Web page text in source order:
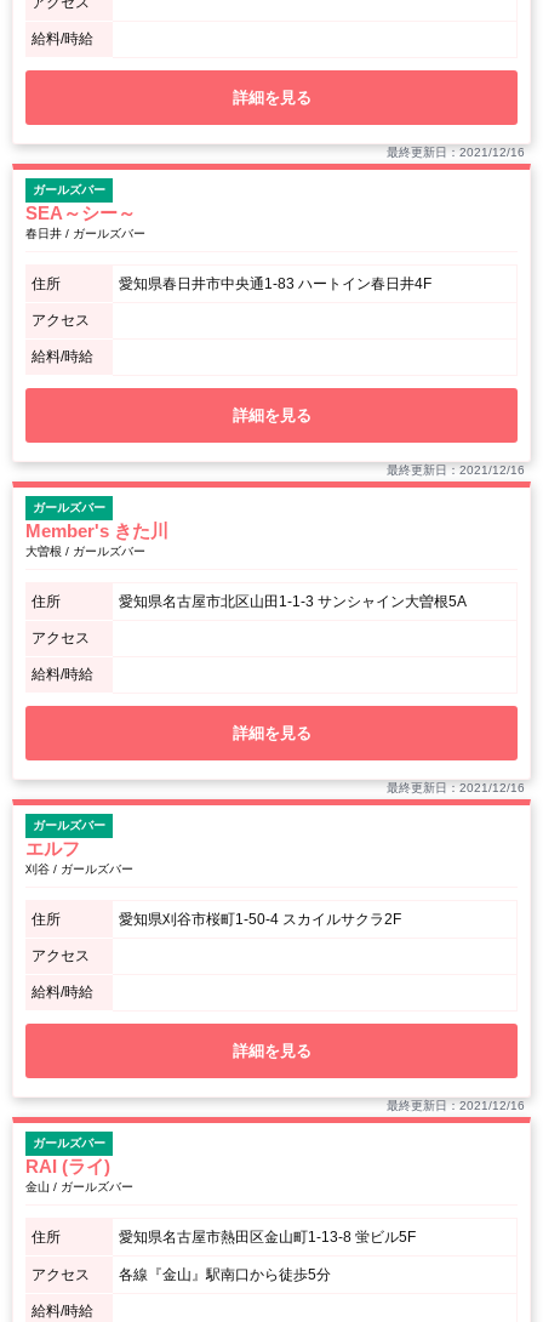
給料/時給
詳細を見る
最終更新日：2021/12/16
ガールズバー
SEA～シー～
春日井 / ガールズバー
住所 愛知県春日井市中央通1-83 ハートイン春日井4F
アクセス
給料/時給
詳細を見る
最終更新日：2021/12/16
ガールズバー
Member's きた川
大曽根 / ガールズバー
住所 愛知県名古屋市北区山田1-1-3 サンシャイン大曽根5A
アクセス
給料/時給
詳細を見る
最終更新日：2021/12/16
ガールズバー
エルフ
刈谷 / ガールズバー
住所 愛知県刈谷市桜町1-50-4 スカイルサクラ2F
アクセス
給料/時給
詳細を見る
最終更新日：2021/12/16
ガールズバー
RAI (ライ)
金山 / ガールズバー
住所 愛知県名古屋市熱田区金山町1-13-8 蛍ビル5F
アクセス 各線『金山』駅南口から徒歩5分
給料/時給